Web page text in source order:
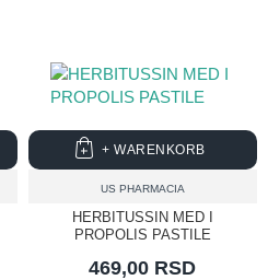
US PHARMACIA
HERBITUSSIN MED I
PROPOLIS PASTILE
469,00 RSD
+ WARENKORB